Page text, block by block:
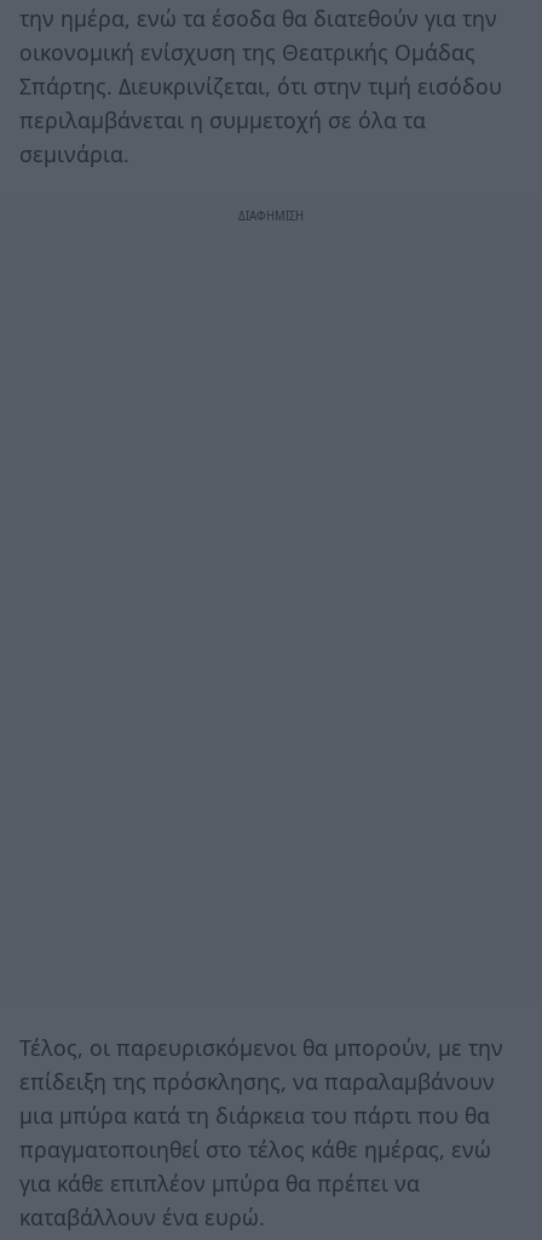
την ημέρα, ενώ τα έσοδα θα διατεθούν για την
οικονομική ενίσχυση της Θεατρικής Ομάδας
Σπάρτης. Διευκρινίζεται, ότι στην τιμή εισόδου
περιλαμβάνεται η συμμετοχή σε όλα τα
σεμινάρια.
Τέλος, οι παρευρισκόμενοι θα μπορούν, με την
επίδειξη της πρόσκλησης, να παραλαμβάνουν
μια μπύρα κατά τη διάρκεια του πάρτι που θα
πραγματοποιηθεί στο τέλος κάθε ημέρας, ενώ
για κάθε επιπλέον μπύρα θα πρέπει να
καταβάλλουν ένα ευρώ.